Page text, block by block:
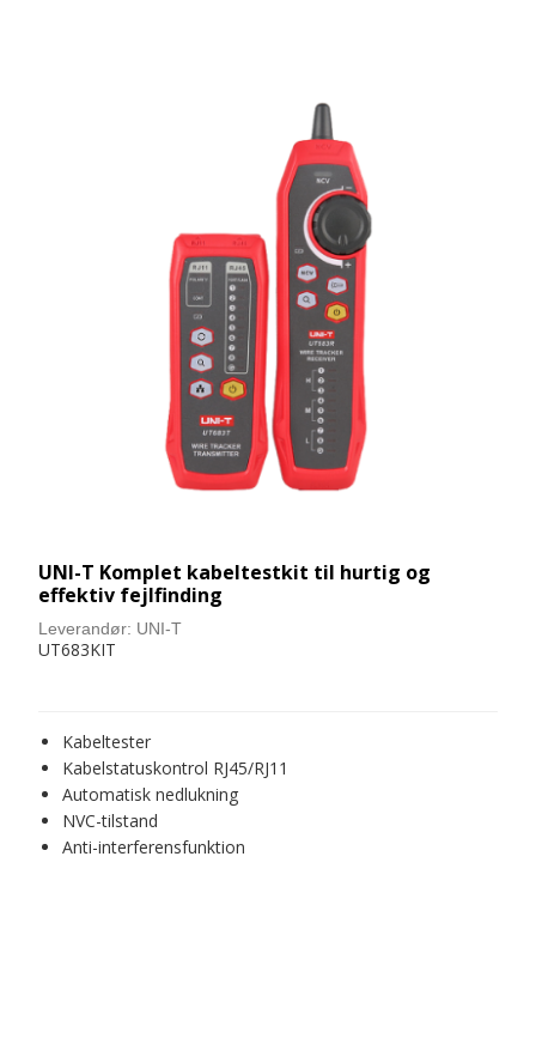
UNI-T Komplet kabeltestkit til hurtig og
effektiv fejlfinding
Leverandør: UNI-T
UT683KIT
Kabeltester
Kabelstatuskontrol RJ45/RJ11
Automatisk nedlukning
NVC-tilstand
Anti-interferensfunktion